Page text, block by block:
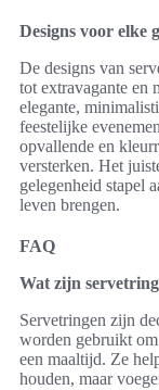
Designs voor elke
De designs van
tot extravagante en
elegante,
feestelijke
opvallende en
versterken. Het
gelegenheid stapel
leven brengen.
FAQ
Wat zijn
Servetringen zijn
worden gebruikt
een maaltijd. Ze
houden, maar